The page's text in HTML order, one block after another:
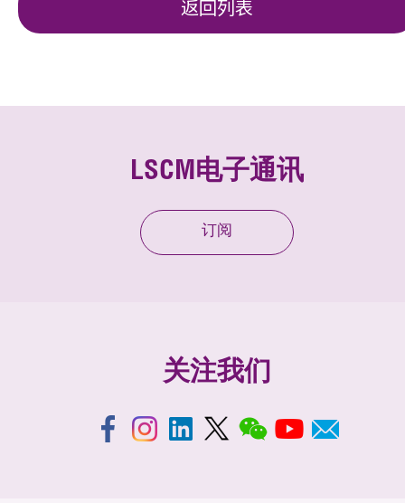
返回列表
LSCM电子通讯
订阅
关注我们